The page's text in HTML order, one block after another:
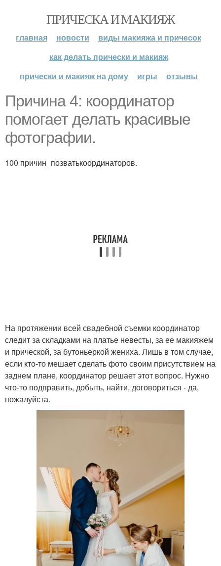
ПРИЧЕСКА И МАКИЯЖ
главная новости
виды макияжа и причесок
как делать прически и макияж
прически и макияж на дому
игры отзывы
Причина 4: координатор
помогает делать красивые
фотографии.
100 причин_позватькоординаторов.
На протяжении всей свадебной съемки координатор
следит за складками на платье невесты, за ее макияжем
и прической, за бутоньеркой жениха. Лишь в том случае,
если кто-то мешает сделать фото своим присутствием на
заднем плане, координатор решает этот вопрос. Нужно
что-то подправить, добыть, найти, договориться - да,
пожалуйста.